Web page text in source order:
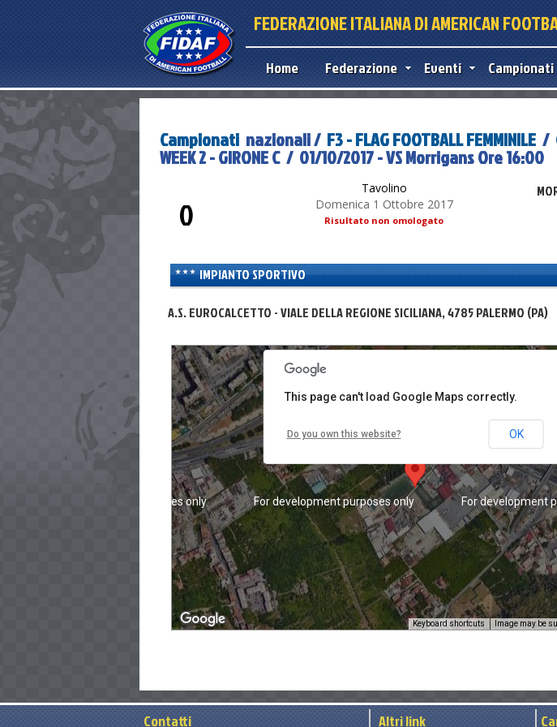
FEDERAZIONE ITALIANA DI AMERICAN
Home Federazione Eventi
Campionati nazionali / F3 - FLAG FOOTBALL FEMMINILE /
WEEK 2 - GIRONE C / 01/10/2017 - VS Morrigans Ore 16:00
Tavolino
Domenica 1 Ottobre 2017
Risultato non omologato
0
IMPIANTO SPORTIVO
A.S. EUROCALCETTO - VIALE DELLA REGIONE SICILIANA, 4785 PALERMO (PA)
For development
For development purposes only
For development purposes only
For development
For development purposes only
For development purposes only
Keyboard shortcuts Image may be
This page can't load Google Maps correctly.
Do you own this website? OK
Contatti Altri link